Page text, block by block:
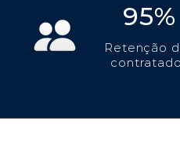
95%
Retenção